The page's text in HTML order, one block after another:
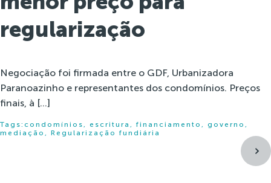
regularização
Negociação foi firmada entre o GDF, Urbanizadora
Paranoazinho e representantes dos condomínios. Preços
finais, à […]
Tags: condomínios, escritura , financiamento , governo ,
mediação , Regularização fundiária